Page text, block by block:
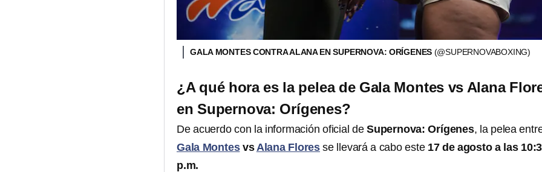
GALA MONTES CONTRA ALANA EN SUPERNOVA: ORÍGENES (@SUPERNOVABOXING)
¿A qué hora es la pelea de Gala Montes vs Alana
en Supernova: Orígenes?
De acuerdo con la información oficial de Supernova: Orígenes, la pelea
Gala Montesvs Alana Flores se llevará a cabo este 17 de agosto a las
p.m.